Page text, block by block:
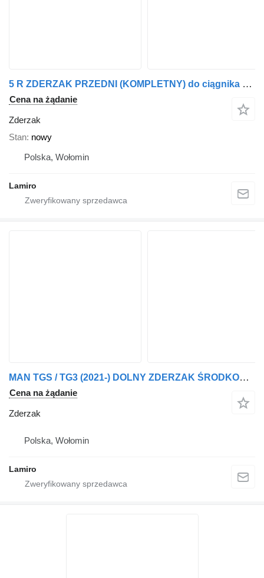
5 R ZDERZAK PRZEDNI (KOMPLETNY) do ciągnika siodłowego Scania 5 R
Cena na żądanie
Zderzak
Stan nowy
Polska, Wołomin
Lamiro
MAN TGS / TG3 (2021-) DOLNY ZDERZAK ŚRODKOWY do ciężarówki MAN Spare Parts for (from 2021)
Cena na żądanie
Zderzak
Polska, Wołomin
Lamiro